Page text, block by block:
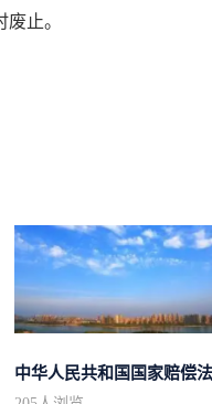
止。
中华人民共和国国家赔偿法